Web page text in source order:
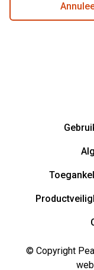
© Copyright